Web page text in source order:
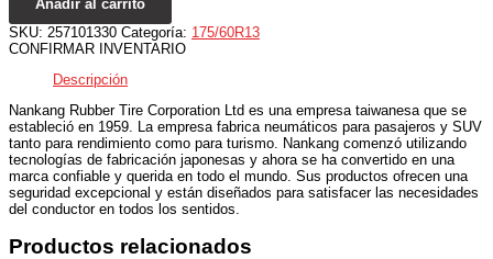
Añadir al carrito
SKU: 257101330 Categoría: 175/60R13
CONFIRMAR INVENTARIO
Descripción
Nankang Rubber Tire Corporation Ltd es una empresa taiwanesa que se
estableció en 1959. La empresa fabrica neumáticos para pasajeros y SUV
tanto para rendimiento como para turismo. Nankang comenzó utilizando
tecnologías de fabricación japonesas y ahora se ha convertido en una
marca confiable y querida en todo el mundo. Sus productos ofrecen una
seguridad excepcional y están diseñados para satisfacer las necesidades
del conductor en todos los sentidos.
Productos relacionados